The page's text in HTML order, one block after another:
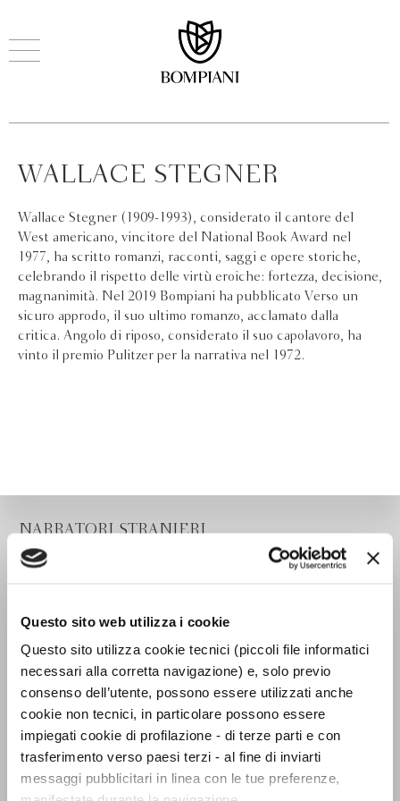
Questo sito web utilizza i cookie
Questo sito utilizza cookie tecnici (piccoli file informatici
necessari alla corretta navigazione) e, solo previo
consenso dell’utente, possono essere utilizzati anche
cookie non tecnici, in particolare possono essere
impiegati cookie di profilazione - di terze parti e con
trasferimento verso paesi terzi - al fine di inviarti
messaggi pubblicitari in linea con le tue preferenze,
WALLACE STEGNER
Wallace Stegner (1909-1993), considerato il cantore del
West americano, vincitore del National Book Award nel
1977, ha scritto romanzi, racconti, saggi e opere storiche,
celebrando il rispetto delle virtù eroiche: fortezza, decisione,
magnanimità. Nel 2019 Bompiani ha pubblicato Verso un
sicuro approdo, il suo ultimo romanzo, acclamato dalla
critica. Angolo di riposo, considerato il suo capolavoro, ha
vinto il premio Pulitzer per la narrativa nel 1972.
NARRATORI STRANIERI